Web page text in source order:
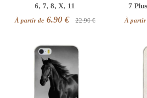
6, 7, 8, X, 11
À partir de6.90 € 22.90 €
7
À partir